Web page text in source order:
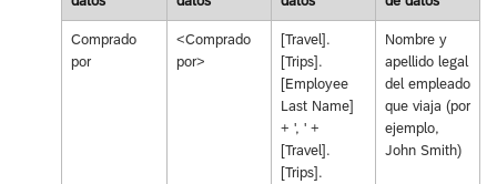
Comprado
por
<Comprado
por>
[Travel].
[Trips].
[Employee
Last Name]
+ ', ' +
[Travel].
[Trips].
Nombre y
apellido legal
del empleado
que viaja (por
ejemplo,
John Smith)